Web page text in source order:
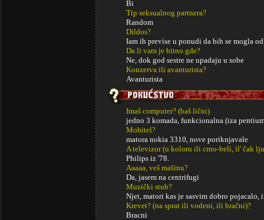
Bi
Tip seksualnog partnera?
Random
Dildos?
Iam ih previse u ponudi da bih se mogla
Da li vam je bitno gde?
Ne, dok god sestre ne upadaju u sobe
Konzerva ili avanturista?
Avanturista
Imaš computer? (baš lični)
jedno 3 komada, funkcionalna (iza
Mobitel?
matora nokia 3310, nove poriknjavale
A televizor (u koloru ili crno-beli, il' čak
Philips iz '78.
Aaaaa, veš mašinu?
Da, jasem na centrifugi
Muzički stub?
Njet, matori kas je sasvim dobro pojacalo,
Krevet? (na sprat ili vodeni, ili bračni)?
Bracni